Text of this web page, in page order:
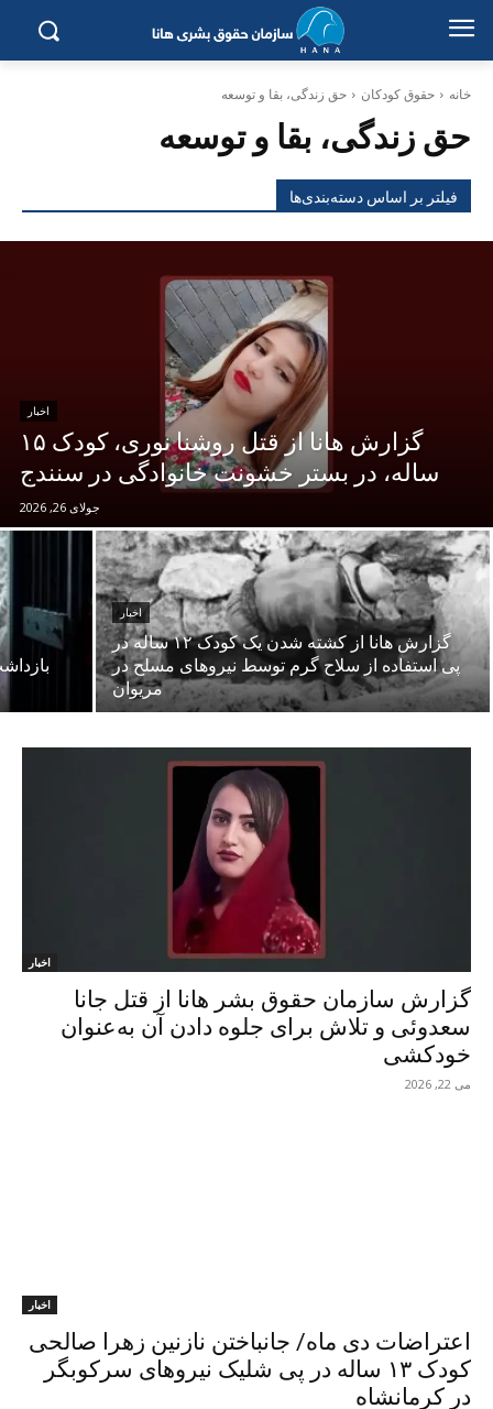
خانه حقوق کودکان حق زندگی، بقا و توسعه
حق زندگی، بقا و توسعه
فیلتر بر اساس دسته‌بندی‌ها
اخبار
گزارش هانا از قتل روشنا نوری، کودک ۱۵
ساله، در بستر خشونت خانوادگی در سنندج
جولای 26, 2026
اخبار
گزارش هانا از کشته شدن یک کودک ۱۲ ساله در
پی استفاده از سلاح گرم توسط نیروهای مسلح در
مریوان
اخبار
گزارش سازمان حقوق بشر هانا از قتل جانا
سعدوئی و تلاش برای جلوه دادن آن به‌عنوان
خودکشی
می 22, 2026
اخبار
اعتراضات دی ماە/ جانباختن نازنین زهرا صالحی
کودک ١٣ ساله در پی شلیک نیروهای سرکوبگر
در کرمانشاە